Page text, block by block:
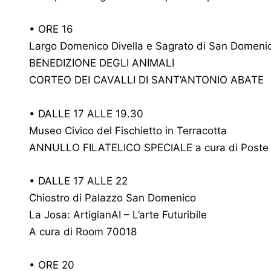
• ORE 16
Largo Domenico Divella e Sagrato di San
BENEDIZIONE DEGLI ANIMALI
CORTEO DEI CAVALLI DI SANT’ANTONIO ABATE
• DALLE 17 ALLE 19.30
Museo Civico del Fischietto in Terracotta
ANNULLO FILATELICO SPECIALE a cura di
• DALLE 17 ALLE 22
Chiostro di Palazzo San Domenico
La Josa: ArtigianAI – L’arte Futuribile
A cura di Room 70018
• ORE 20